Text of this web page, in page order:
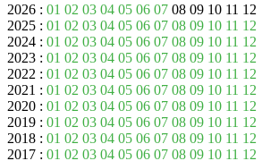
2026 : 01 02 03 04 05 06 07 08 09 10 11 12
2025 : 01 02 03 04 05 06 07 08 09 10 11 12
2024 : 01 02 03 04 05 06 07 08 09 10 11 12
2023 : 01 02 03 04 05 06 07 08 09 10 11 12
2022 : 01 02 03 04 05 06 07 08 09 10 11 12
2021 : 01 02 03 04 05 06 07 08 09 10 11 12
2020 : 01 02 03 04 05 06 07 08 09 10 11 12
2019 : 01 02 03 04 05 06 07 08 09 10 11 12
2018 : 01 02 03 04 05 06 07 08 09 10 11 12
2017 : 01 02 03 04 05 06 07 08 09 10 11 12